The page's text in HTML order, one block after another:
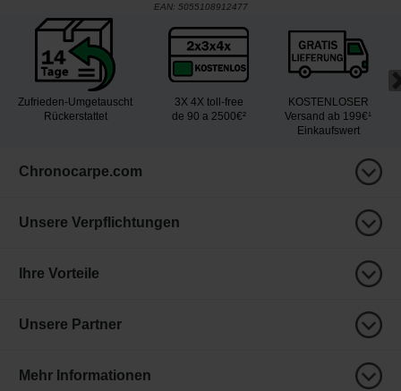
EAN: 5055108912477
Zufrieden-Umgetauscht
Rückerstattet
3X 4X toll-free
de 90 a 2500€²
KOSTENLOSER
Versand ab 199€¹
Einkaufswert
Chronocarpe.com
Unsere Verpflichtungen
Ihre Vorteile
Unsere Partner
Mehr Informationen